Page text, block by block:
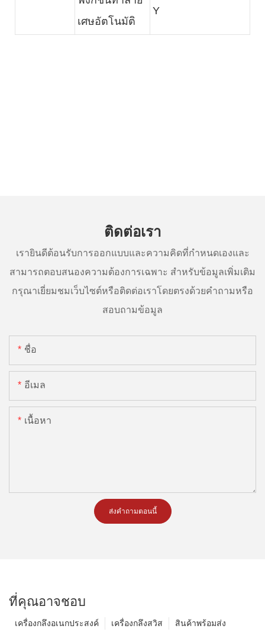
เศษอัตโนมัติ
Y
ติดต่อเรา
เรายินดีต้อนรับการออกแบบและความคิดที่กำหนดเองและ
สามารถตอบสนองความต้องการเฉพาะ สำหรับข้อมูลเพิ่มเติม
กรุณาเยี่ยมชมเว็บไซต์หรือติดต่อเราโดยตรงด้วยคำถามหรือ
สอบถามข้อมูล
ชื่อ
อีเมล
เนื้อหา
ส่งคำถามตอนนี้
ที่คุณอาจชอบ
สินค้าพร้อมส่ง
เครื่องกลึงสวิส
เครื่องกลึงอเนกประสงค์